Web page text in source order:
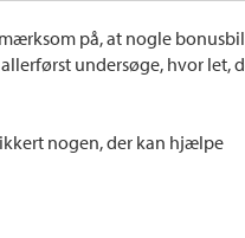
på, at nogle
undersøge, hvor let,
nogen, der kan hjælpe